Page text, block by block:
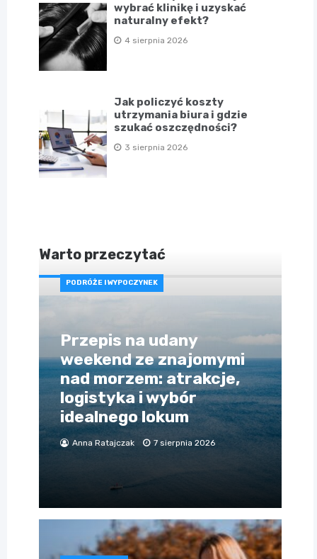
wybrać klinikę i uzyskać
naturalny efekt?
4 sierpnia 2026
Jak policzyć koszty
utrzymania biura i gdzie
szukać oszczędności?
3 sierpnia 2026
Warto przeczytać
PODRÓŻE I WYPOCZYNEK
Przepis na udany
weekend ze znajomymi
nad morzem: atrakcje,
logistyka i wybór
idealnego lokum
Anna Ratajczak 7 sierpnia 2026